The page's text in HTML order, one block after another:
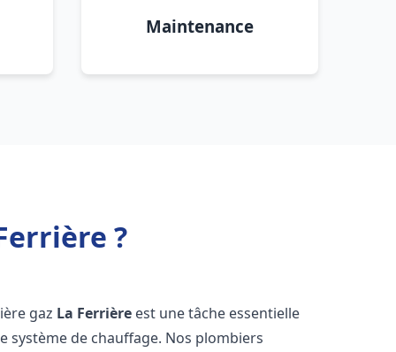
Maintenance
?
gaz La Ferrière est une tâche essentielle
de chauffage. Nos plombiers